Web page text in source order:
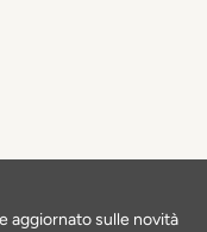
aggiornato sulle novità